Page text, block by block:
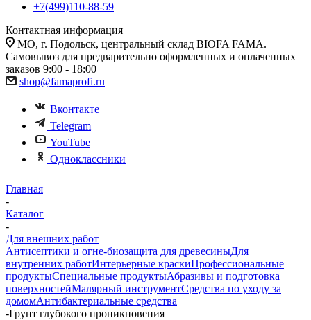
+7(499)110-88-59
Контактная информация
МО, г. Подольск, центральный склад BIOFA FAMA.
Самовывоз для предварительно оформленных и оплаченных
заказов 9:00 - 18:00
shop@famaprofi.ru
Вконтакте
Telegram
YouTube
Одноклассники
Главная
-
Каталог
-
Для внешних работ
Антисептики и огне-биозащита для древесиныДля
внутренних работИнтерьерные краскиПрофессиональные
продуктыСпециальные продуктыАбразивы и подготовка
поверхностейМалярный инструментСредства по уходу за
домомАнтибактериальные средства
-Грунт глубокого проникновения